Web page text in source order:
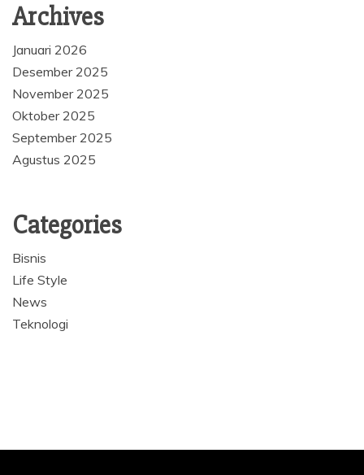
Archives
Januari 2026
Desember 2025
November 2025
Oktober 2025
September 2025
Agustus 2025
Categories
Bisnis
Life Style
News
Teknologi